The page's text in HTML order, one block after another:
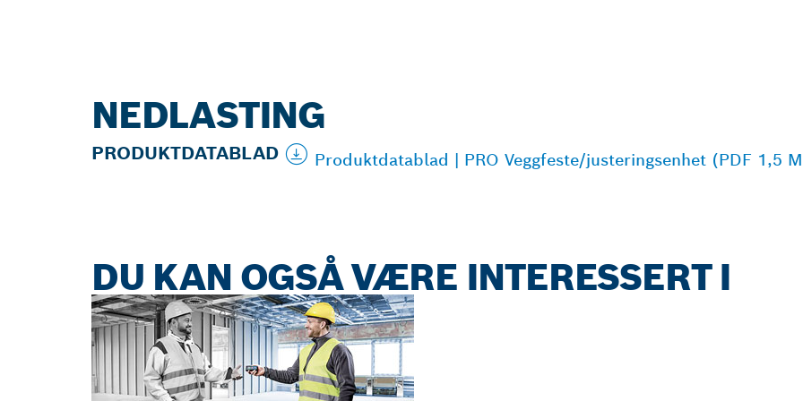
NEDLASTING
PRODUKTDATABLAD Produktdatablad | PRO Veggfeste/justeringsenhet (PDF 1,5
DU KAN OGSÅ VÆRE INTERESSERT I